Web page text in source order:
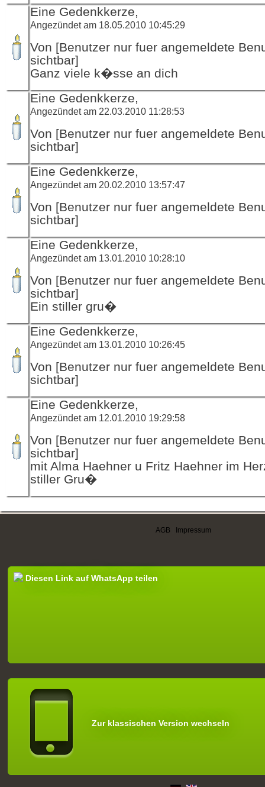
Eine Gedenkkerze,
Angezündet am 18.05.2010 10:45:29
Von [Benutzer nur fuer angemeldete
sichtbar]
Ganz viele k�sse an dich
Eine Gedenkkerze,
Angezündet am 22.03.2010 11:28:53
Von [Benutzer nur fuer angemeldete
sichtbar]
Eine Gedenkkerze,
Angezündet am 20.02.2010 13:57:47
Von [Benutzer nur fuer angemeldete
sichtbar]
Eine Gedenkkerze,
Angezündet am 13.01.2010 10:28:10
Von [Benutzer nur fuer angemeldete
sichtbar]
Ein stiller gru�
Eine Gedenkkerze,
Angezündet am 13.01.2010 10:26:45
Von [Benutzer nur fuer angemeldete
sichtbar]
Eine Gedenkkerze,
Angezündet am 12.01.2010 19:29:58
Von [Benutzer nur fuer angemeldete
sichtbar]
mit Alma Haehner u Fritz Haehner im
stiller Gru�
AGB Impressum
Diesen Link auf WhatsApp teilen
Zur klassischen Version wechseln